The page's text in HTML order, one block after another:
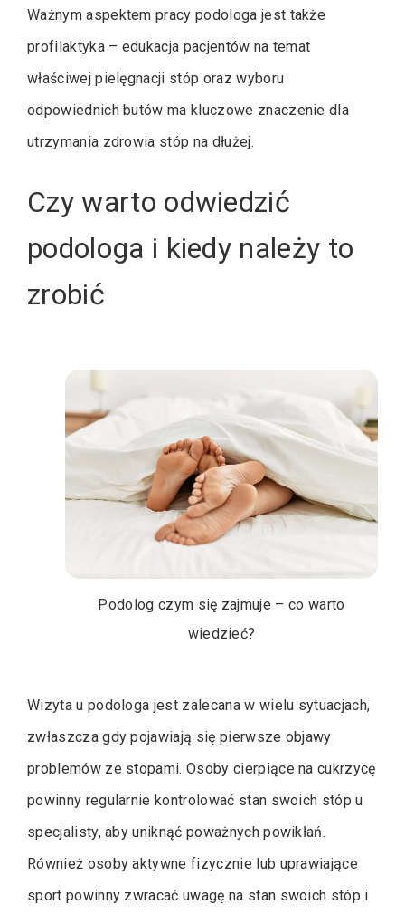
Ważnym aspektem pracy podologa jest także
profilaktyka – edukacja pacjentów na temat
właściwej pielęgnacji stóp oraz wyboru
odpowiednich butów ma kluczowe znaczenie dla
utrzymania zdrowia stóp na dłużej.
Czy warto odwiedzić
podologa i kiedy należy to
zrobić
Podolog czym się zajmuje – co warto
wiedzieć?
Wizyta u podologa jest zalecana w wielu sytuacjach,
zwłaszcza gdy pojawiają się pierwsze objawy
problemów ze stopami. Osoby cierpiące na cukrzycę
powinny regularnie kontrolować stan swoich stóp u
specjalisty, aby uniknąć poważnych powikłań.
Również osoby aktywne fizycznie lub uprawiające
sport powinny zwracać uwagę na stan swoich stóp i